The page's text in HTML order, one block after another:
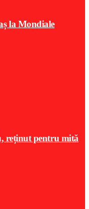
la Mondiale
reținut pentru mită